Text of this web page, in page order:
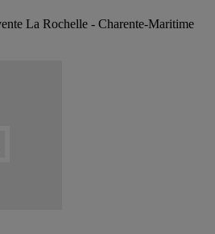
La Rochelle - Charente-Maritime